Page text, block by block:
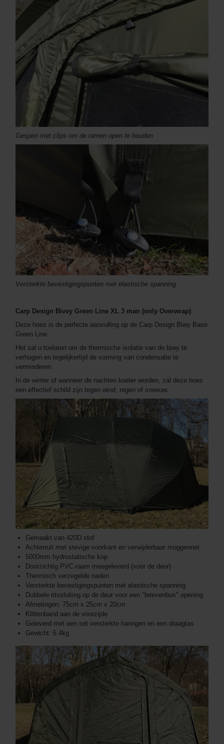
Gespen met clips om de ramen open te houden
Versterkte bevestigingspunten met elastische spanning
Carp Design Bivvy Green Line XL 3 man (only Overwrap)
Deze hoes is de perfecte aanvulling op de Carp Design Biwy Base
Green Line.
Het zal u toelaten om de thermische isolatie van de biwy te
verhogen en tegelijkertijd de vorming van condensatie te
verminderen.
In de winter of wanneer de nachten koeler worden, zal deze hoes
een effectief schild zijn tegen wind, regen of sneeuw.
Gemaakt van 420D stof
Achterruit met stevige voorkant en verwijderbaar muggennet
5000mm hydrostatische kop
Doorzichtig PVC-raam meegeleverd (voor de deur)
Thermisch verzegelde naden
Versterkte bevestigingspunten met elastische spanning
Dubbele ritssluiting op de deur voor een "brievenbus" opening
Afmetingen: 75cm x 25cm x 20cm
Klittenband aan de voorzijde
Geleverd met een set versterkte haringen en een draagtas
Gewicht: 6.4kg